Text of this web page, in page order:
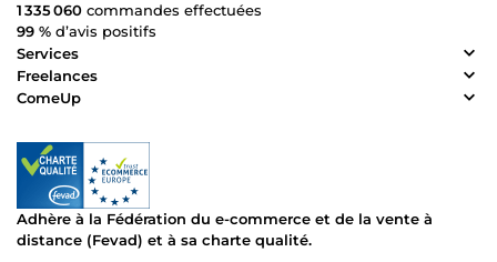
1 335 060 commandes effectuées
99 % d’avis positifs
Services
Freelances
ComeUp
Adhère à la Fédération du e-commerce et de la vente à
distance (Fevad) et à sa charte qualité.